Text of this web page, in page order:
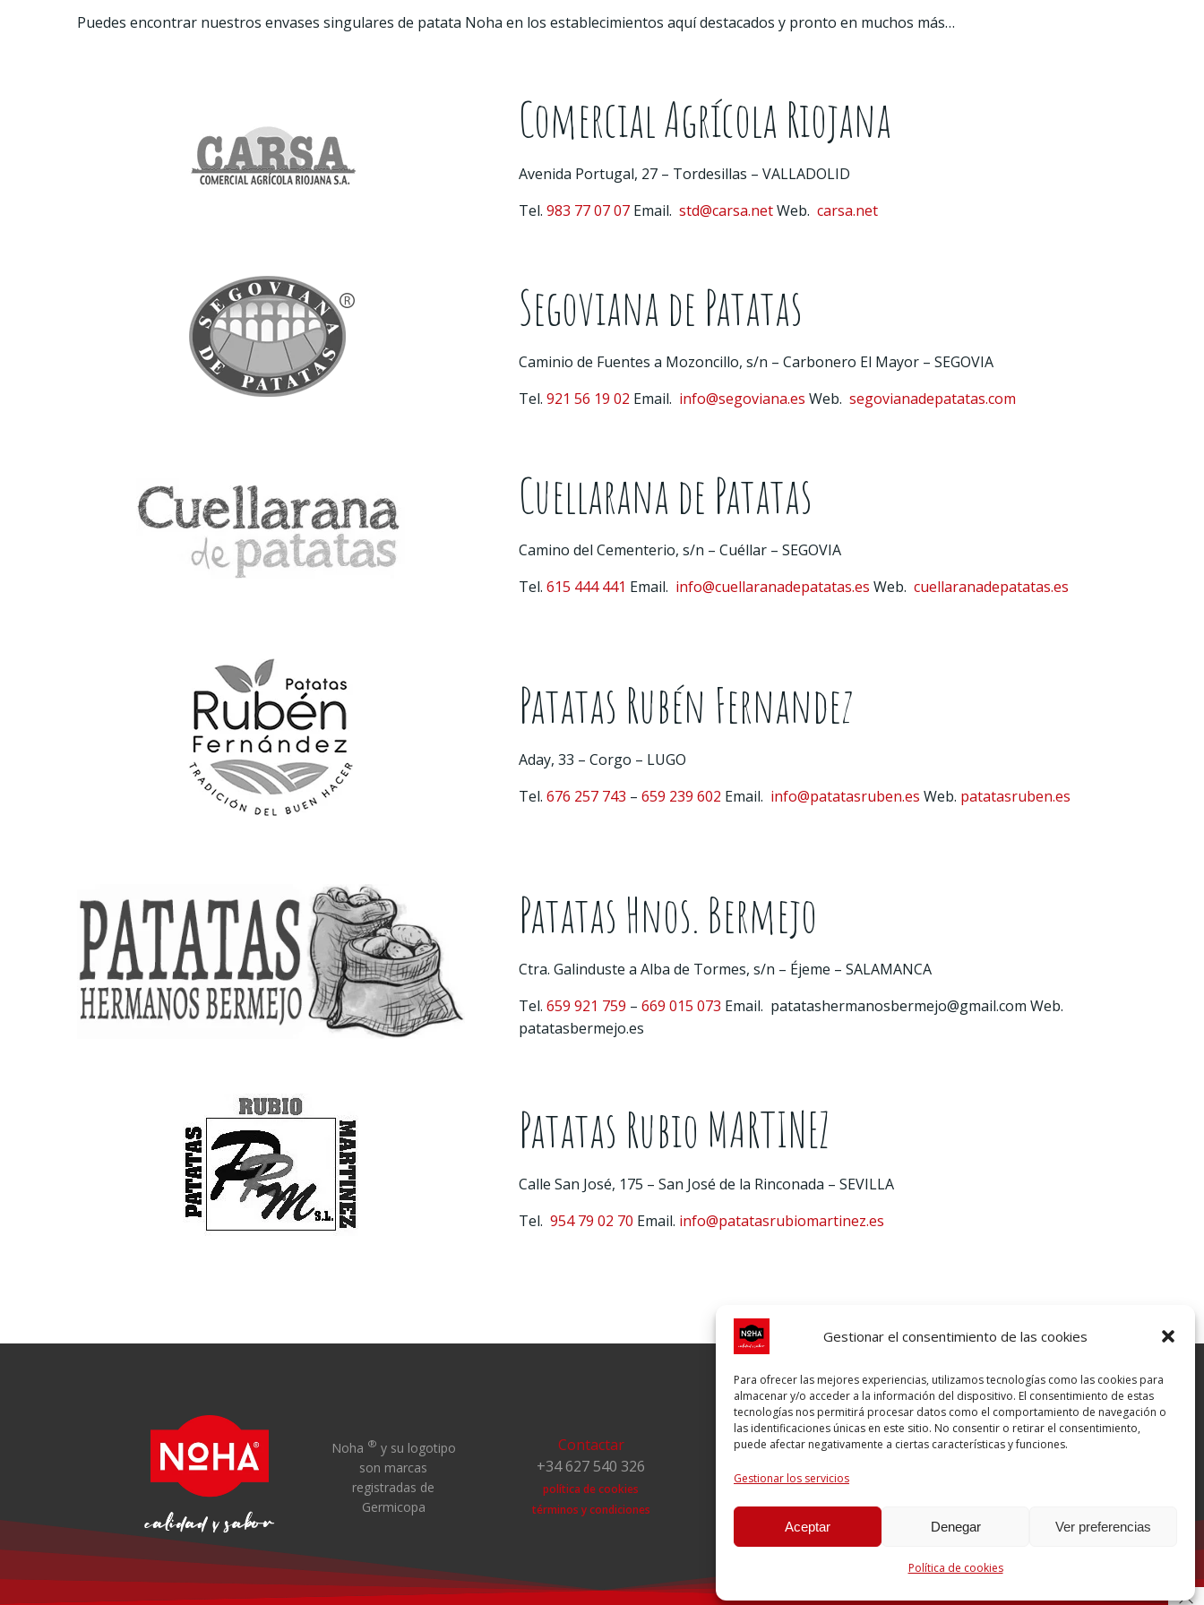
Gestionar el consentimiento de las cookies
Para ofrecer las mejores experiencias, utilizamos tecnologías como las cookies para
almacenar y/o acceder a la información del dispositivo. El consentimiento de estas
tecnologías nos permitirá procesar datos como el comportamiento de navegación o
las identificaciones únicas en este sitio. No consentir o retirar el consentimiento,
puede afectar negativamente a ciertas características y funciones.
Gestionar los servicios
Aceptar Denegar Ver preferencias
Política de cookies
Puedes encontrar nuestros envases singulares de patata Noha en los establecimientos aquí destacados y pronto en muchos más…
Comercial Agrícola Riojana
Avenida Portugal, 27 – Tordesillas – VALLADOLID
Tel. 983 77 07 07Email. std@carsa.netWeb. carsa.net
Segoviana de Patatas
Caminio de Fuentes a Mozoncillo, s/n – Carbonero El Mayor – SEGOVIA
Tel. 921 56 19 02 Email. info@segoviana.es Web. segovianadepatatas.com
Cuellarana de Patatas
Camino del Cementerio, s/n – Cuéllar – SEGOVIA
Tel. 615 444 441 Email. info@cuellaranadepatatas.es Web. cuellaranadepatatas.es
Patatas Rubén Fernandez
Aday, 33 – Corgo – LUGO
Tel. 676 257 743 – 659 239 602 Email. info@patatasruben.es Web. patatasruben.es
Patatas Hnos. Bermejo
Ctra. Galinduste a Alba de Tormes, s/n – Éjeme – SALAMANCA
Tel. 659 921 759 – 669 015 073 Email. patatashermanosbermejo@gmail.com Web.
patatasbermejo.es
Patatas Rubio MARTINEZ
Calle San José, 175 – San José de la Rinconada – SEVILLA
Tel. 954 79 02 70 Email. info@patatasrubiomartinez.es
Noha ® y su logotipo
son marcas
registradas de
Germicopa
Contactar
+34 627 540 326
política de cookies
términos y condiciones